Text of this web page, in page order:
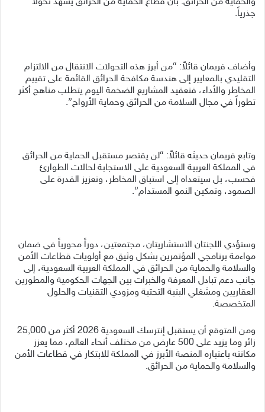
جذرياً.
وأضاف فريمان قائلاً: “من أبرز هذه التحولات الانتقال من الالتزام
التقليدي بالمعايير إلى هندسة مكافحة الحرائق القائمة على تقييم
المخاطر والأداء، فتعقيد المشاريع الضخمة اليوم يتطلب مناهج أكثر
تطوراً في مجال السلامة من الحرائق وحماية الأرواح”.
وتابع فريمان حديثه قائلاً: “لن يقتصر مستقبل الحماية من الحرائق
في المملكة العربية السعودية على الاستجابة لحالات الطوارئ
فحسب، بل سيتعداه إلى استباق المخاطر، وتعزيز القدرة على
الصمود، وتمكين النمو المستدام”.
وستؤدي اللجنتان الاستشاريتان، مجتمعتين، دوراً محورياً في ضمان
مواءمة برنامجي المؤتمرين بشكل وثيق مع أولويات قطاعات الأمن
والسلامة والحماية من الحرائق في المملكة العربية السعودية، إلى
جانب دعم تبادل المعرفة والخبرات بين الجهات الحكومية والمطورين
العقاريين ومشغلي البنية التحتية ومزودي التقنيات والحلول
المتخصصة.
ومن المتوقع أن يستقبل إنترسك السعودية 2026 أكثر من 25,000
زائر وما يزيد على 500 عارض من مختلف أنحاء العالم، مما يعزز
مكانته باعتباره المنصة الأبرز في المملكة للابتكار في قطاعات الأمن
والسلامة والحماية من الحرائق.